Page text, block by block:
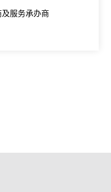
服务承办商